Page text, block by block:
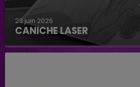
23 juin 2026
CANICHE LASER
Caniche Laser